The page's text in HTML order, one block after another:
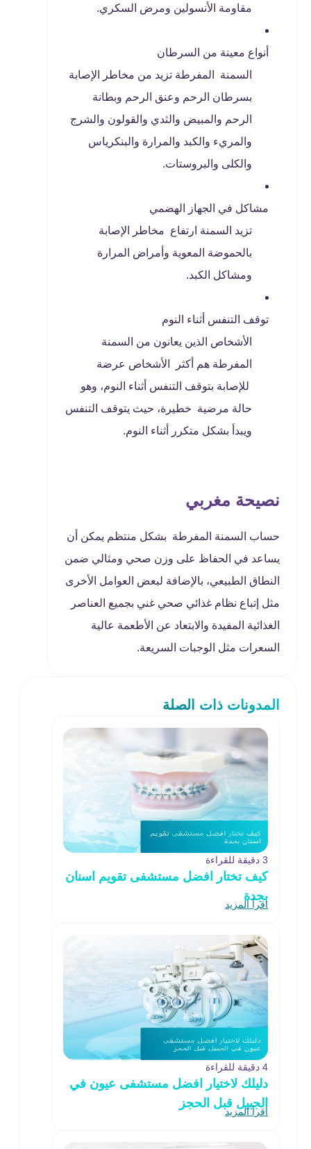
مقاومة الأنسولين ومرض السكري.
أنواع معينة من السرطان
السمنة المفرطة تزيد من مخاطر الإصابة
بسرطان الرحم وعنق الرحم وبطانة
الرحم والمبيض والثدي والقولون والشرج
والمريء والكبد والمرارة والبنكرياس
والكلى والبروستات.
مشاكل في الجهاز الهضمي
تزيد السمنة ارتفاع مخاطر الإصابة
بالحموضة المعوية وأمراض المرارة
ومشاكل الكبد.
توقف التنفس أثناء النوم
الأشخاص الذين يعانون من السمنة
المفرطة هم أكثر الأشخاص عرضة
للإصابة بتوقف التنفس أثناء النوم، وهو
حالة مرضية خطيرة، حيث يتوقف التنفس
ويبدأ بشكل متكرر أثناء النوم.
نصيحة مغربي
حساب السمنة المفرطة بشكل منتظم يمكن أن
يساعد في الحفاظ على وزن صحي ومثالي ضمن
النطاق الطبيعي، بالإضافة لبعض العوامل الأخرى
مثل إتباع نظام غذائي صحي غني بجميع العناصر
الغذائية المفيدة والابتعاد عن الأطعمة عالية
السعرات مثل الوجبات السريعة.
المدونات ذات الصلة
3 دقيقة للقراءة
كيف تختار افضل مستشفى تقويم اسنان
بجدة
اقرأ المزيد
4 دقيقة للقراءة
دليلك لاختيار افضل مستشفى عيون في
الجبيل قبل الحجز
اقرأ المزيد